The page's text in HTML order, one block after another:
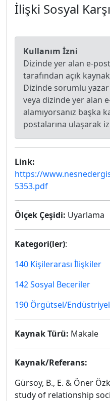
İlişki Sosyal
Kullanım İzni
Dizinde yer alan e-
tarafından açık
Dizinde sorumlu yazar
veya dizinde yer alan
alamıyorsanız başka
postalarına ulaşarak
Link:
https://
5353.pdf
Ölçek Çeşidi: Uyarlama
Kategori(ler):
140 Kişilerarası İlişkiler
142 Sosyal Beceriler
190 Örgütsel/
Kaynak Türü: Makale
Kaynak/Referans:
Gürsoy, B., E. & Öner
study of relationship